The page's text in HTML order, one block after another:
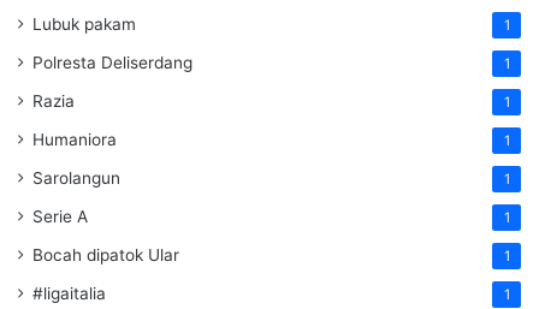
Lubuk pakam 1
Polresta Deliserdang 1
Razia 1
Humaniora 1
Sarolangun 1
Serie A 1
Bocah dipatok Ular 1
#ligaitalia 1